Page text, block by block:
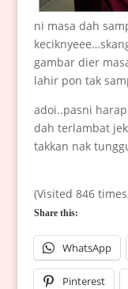
ni masa dah
gambar dier
lahir pon tak
adoi..pasni
dah terlambat
takkan nak
(Visited 846
Share this:
WhatsApp
Pinterest